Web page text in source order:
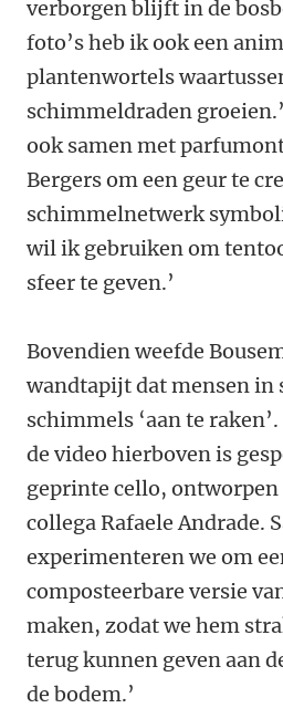
verborgen blijft in de
foto’s heb ik ook een
plantenwortels
schimmeldraden
ook samen met
Bergers om een geur te
schimmelnetwerk
wil ik gebruiken om
sfeer te geven.’
Bovendien weefde
wandtapijt dat mensen in
schimmels ‘aan te
de video hierboven is
geprinte cello,
collega Rafaele Andrade.
experimenteren we om
composteerbare versie
maken, zodat we hem
terug kunnen geven aan
de bodem.’